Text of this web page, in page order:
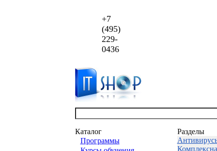
+7
(495)
229-
0436
Каталог
Программы
Разделы